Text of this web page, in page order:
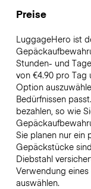
Preise
LuggageHero ist
Stunden- und
von €4.90 pro Tag
Option
Bedürfnissen
bezahlen, so wie
Sie planen nur ein
Gepäckstücke
Diebstahl
Verwendung
auswählen.